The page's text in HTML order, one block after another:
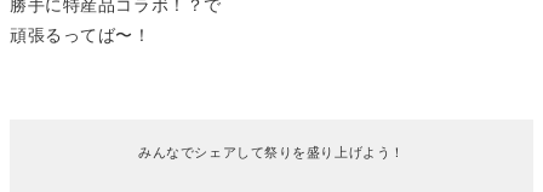
勝手に特産品コラボ！？で
頑張るってば〜！
みんなでシェアして祭りを盛り上げよう！